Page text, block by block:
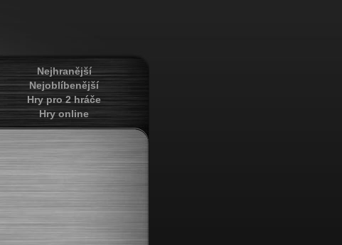
Nejhranější
Nejoblíbenější
Hry pro 2 hráče
Hry online